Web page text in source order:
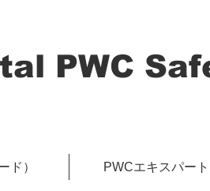
PWC
ド） PWCエキスパー